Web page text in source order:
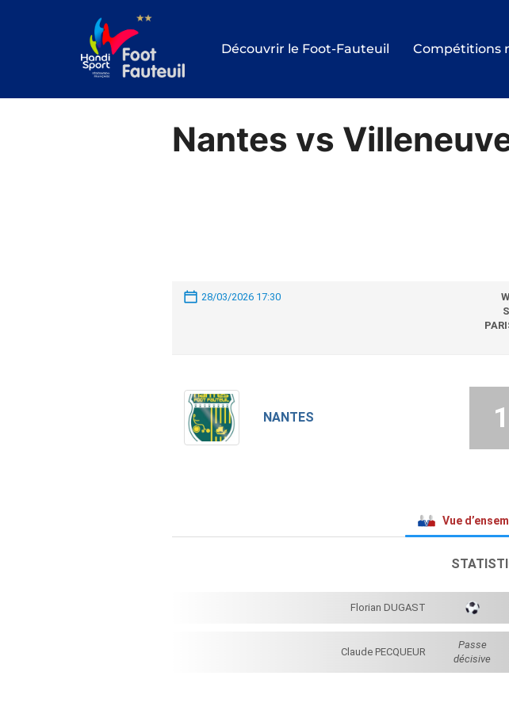
Découvrir le Foot-Fauteuil Compétitions
Nantes vs
28/03/2026 17:30
NANTES 1
Vue
Florian DUGAST
Claude PECQUEUR
Passe
décisive